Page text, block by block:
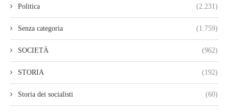
Politica (2.231)
Senza categoria (1.759)
SOCIETÀ (962)
STORIA (192)
Storia dei socialisti (60)